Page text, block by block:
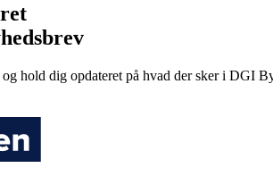
hold dig opdateret på hvad der sker i DGI